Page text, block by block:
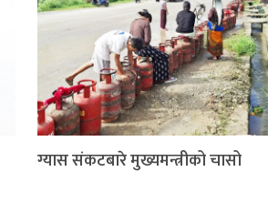
ग्यास संकटबारे मुख्यमन्त्रीको चासो